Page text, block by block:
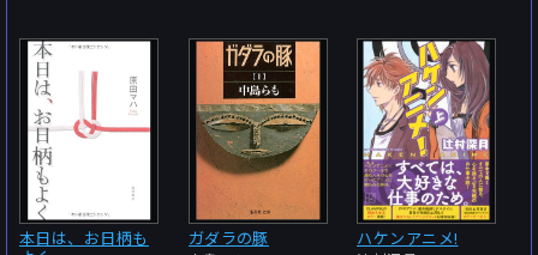
本日は、お日柄も
ガダラの豚 ハケンアニメ!